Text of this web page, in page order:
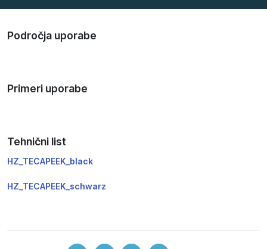
Področja uporabe
Primeri uporabe
Tehnični list
HZ_TECAPEEK_black
HZ_TECAPEEK_schwarz